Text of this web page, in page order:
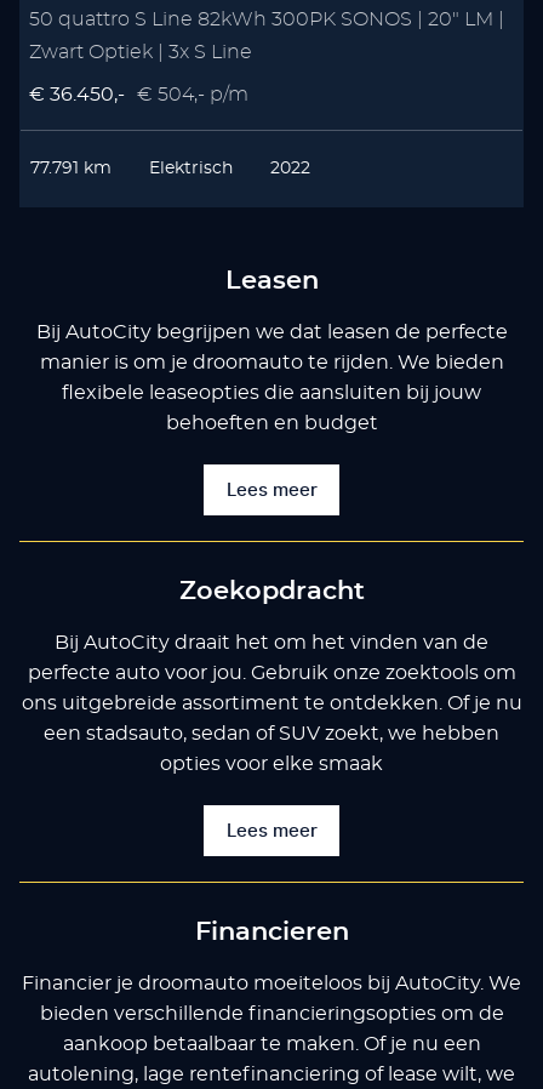
50 quattro S Line 82kWh 300PK SONOS | 20" LM |
Zwart Optiek | 3x S Line
€ 36.450,- € 504,- p/m
77.791 km Elektrisch 2022
Leasen
Bij AutoCity begrijpen we dat leasen de perfecte
manier is om je droomauto te rijden. We bieden
flexibele leaseopties die aansluiten bij jouw
behoeften en budget
Lees meer
Zoekopdracht
Bij AutoCity draait het om het vinden van de
perfecte auto voor jou. Gebruik onze zoektools om
ons uitgebreide assortiment te ontdekken. Of je nu
een stadsauto, sedan of SUV zoekt, we hebben
opties voor elke smaak
Lees meer
Financieren
Financier je droomauto moeiteloos bij AutoCity. We
bieden verschillende financieringsopties om de
aankoop betaalbaar te maken. Of je nu een
autolening, lage rentefinanciering of lease wilt, we